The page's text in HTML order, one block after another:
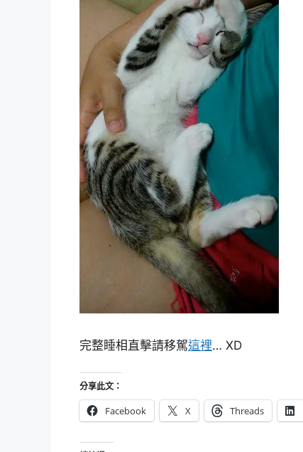
完整睡相直擊請移駕這裡… XD
分享此文：
Facebook X Threads